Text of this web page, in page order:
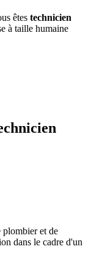
êtes technicien
à taille humaine
plombier et de
dans le cadre d'un